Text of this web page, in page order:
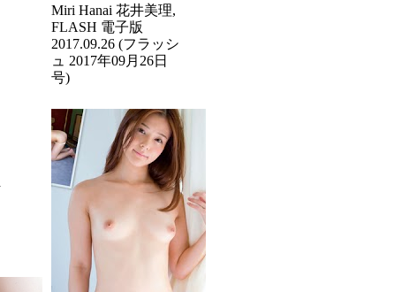
Miri Hanai 花井美理,
FLASH 電子版
2017.09.26 (フラッシ
ュ 2017年09月26日
号)